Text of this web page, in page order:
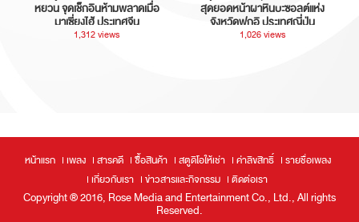
หยวน จุดเช็กอินห้ามพลาดเมื่อ
มาเซี่ยงไฮ้ ประเทศจีน
1,312 views
สุดยอดหน้าผาหินบะซอลต์แห่ง
จังหวัดฟุกุอิ ประเทศญี่ปุ่น
1,026 views
หน้าแรก เพลง สารคดี ซื้อสินค้า สตูดิโอให้เช่า ค่าลิขสิทธิ์
รายชื่อเพลง
เกี่ยวกับเรา
ข่าวสารและกิจกรรม ติดต่อเรา
Copyright ® 2016, Rose Media and Entertainment Co., Ltd., All rights
Reserved.